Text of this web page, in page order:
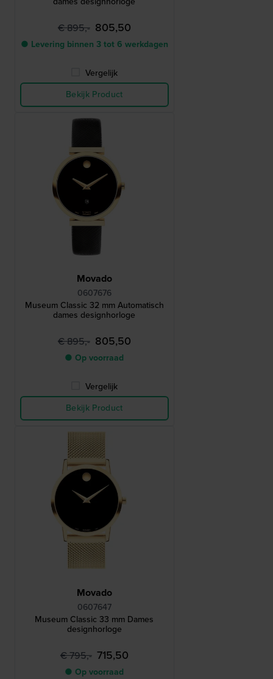
€ 895,- 805,50
● Levering binnen 3 tot 6 werkdagen
Vergelijk
Bekijk Product
Movado
0607676
Museum Classic 32 mm Automatisch
dames designhorloge
€ 895,- 805,50
● Op voorraad
Vergelijk
Bekijk Product
Movado
0607647
Museum Classic 33 mm Dames
designhorloge
€ 795,- 715,50
● Op voorraad